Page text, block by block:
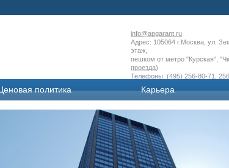
info@apgarant.ru
Адрес: 105064 г.Москва, ул.
этаж,
пешком от метро "Курская",
проезда)
Телефоны: (495) 256-80-71,
политика Карьера